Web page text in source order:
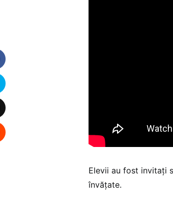
Elevii au fost invitați
învățate.